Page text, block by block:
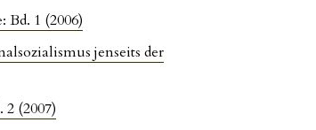
Bd. 1 (2006)
jenseits der
(2007)